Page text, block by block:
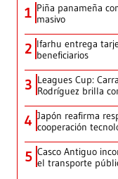
1 Piña panameña
masivo
2 Ifarhu entrega
beneficiarios
3 Leagues Cup:
Rodríguez brilla
4 Japón reafirma
cooperación
5 Casco Antiguo
el transporte